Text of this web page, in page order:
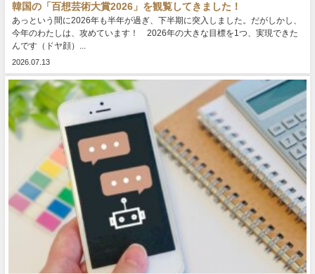
韓国の「百想芸術大賞2026」を観覧してきました！
あっという間に2026年も半年が過ぎ、下半期に突入しました。だがしかし、
今年のわたしは、攻めています！ 2026年の大きな目標を1つ、実現できた
んです（ドヤ顔）...
2026.07.13